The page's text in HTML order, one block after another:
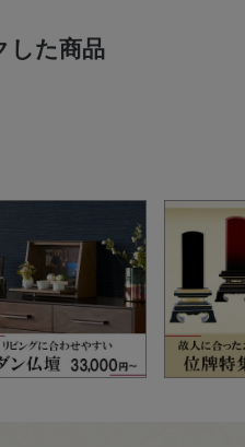
した商品